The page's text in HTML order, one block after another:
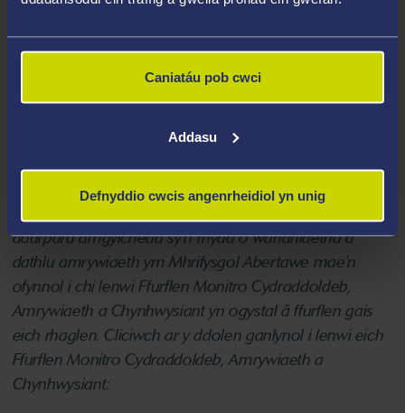
Caniatáu pob cwci
Addasu
Defnyddio cwcis angenrheidiol yn unig
Sicrhewch eich bod yn cyflwyno'ch cais erbyn y
uchod, ni fydd eich cais yn cael ei ystyried.
SYLWER: Ymgeiswyr ar gyfer
ddarparu amgylchedd sy'n rhydd o wahaniaethu a
dathlu amrywiaeth ym Mhrifysgol Abertawe mae'n
ofynnol i chi lenwi Ffurflen Monitro Cydraddoldeb,
Amrywiaeth a Chynhwysiant yn ogystal â ffurflen gais
eich rhaglen. Cliciwch ar y ddolen ganlynol i lenwi eich
Ffurflen Monitro Cydraddoldeb, Amrywiaeth a
Chynhwysiant: